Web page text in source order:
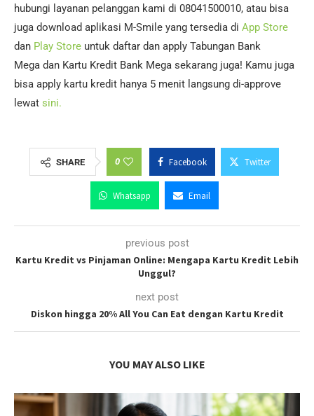
hubungi layanan pelanggan kami di 08041500010, atau bisa
juga download aplikasi M-Smile yang tersedia di App Store
dan Play Store untuk daftar dan apply Tabungan Bank
Mega dan Kartu Kredit Bank Mega sekarang juga! Kamu juga
bisa apply kartu kredit hanya 5 menit langsung di-approve
lewat sini.
SHARE 0 Facebook Twitter
Whatsapp Email
previous post
Kartu Kredit vs Pinjaman Online: Mengapa Kartu Kredit Lebih
Unggul?
next post
Diskon hingga 20% All You Can Eat dengan Kartu Kredit
YOU MAY ALSO LIKE